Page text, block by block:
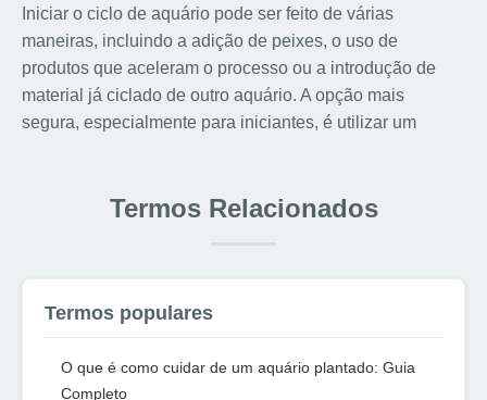
Iniciar o ciclo de aquário pode ser feito de várias
maneiras, incluindo a adição de peixes, o uso de
produtos que aceleram o processo ou a introdução de
material já ciclado de outro aquário. A opção mais
segura, especialmente para iniciantes, é utilizar um
Termos Relacionados
Termos populares
O que é como cuidar de um aquário plantado: Guia
Completo